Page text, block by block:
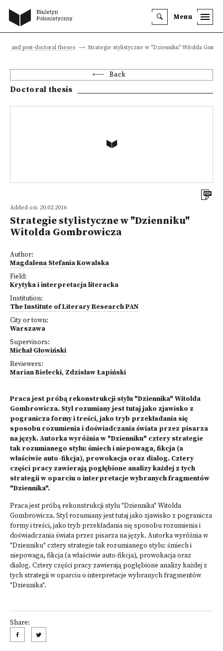
Menu
and post-doctoral theses Strategie stylistyczne w "Dzienniku" Witolda
Back
Doctoral thesis
Added on: 20.02.2016
Strategie stylistyczne w "Dzienniku"
Witolda Gombrowicza
Author:
Magdalena Stefania Kowalska
Field:
Krytyka i interpretacja literacka
Institution:
The Institute of Literary Research PAN
City or town:
Warszawa
Supervisors:
Michał Głowiński
Reviewers:
Marian Bielecki, Zdzisław Łapiński
Praca jest próbą rekonstrukcji stylu "Dziennika" Witolda
Gombrowicza. Styl rozumiany jest tutaj jako zjawisko z
pogranicza formy i treści, jako tryb przekładania się
sposobu rozumienia i doświadczania świata przez pisarza
na język. Autorka wyróżnia w "Dzienniku" cztery strategie
tak rozumianego stylu: śmiech i niepowaga, fikcja (a
właściwie auto-fikcja), prowokacja oraz dialog. Cztery
części pracy zawierają pogłębione analizy każdej z tych
strategii w oparciu o interpretacje wybranych fragmentów
"Dziennika".
Praca jest próbą rekonstrukcji stylu "Dziennika" Witolda
Gombrowicza. Styl rozumiany jest tutaj jako zjawisko z pogranicza
formy i treści, jako tryb przekładania się sposobu rozumienia i
doświadczania świata przez pisarza na język. Autorka wyróżnia w
"Dzienniku" cztery strategie tak rozumianego stylu: śmiech i
niepowaga, fikcja (a właściwie auto-fikcja), prowokacja oraz
dialog. Cztery części pracy zawierają pogłębione analizy każdej z
tych strategii w oparciu o interpretacje wybranych fragmentów
"Dziennika".
Share: